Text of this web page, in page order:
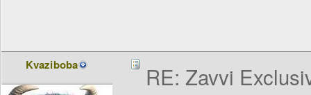
Kvaziboba
RE: Zavvi